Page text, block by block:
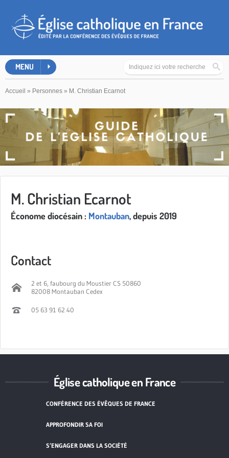
MENU
Accueil » Personnes » M. Christian Ecarnot
M. Christian Ecarnot
Économe diocésain : Montauban, depuis 2019
Contact
2 et 6, faubourg du Moustier CS 50860
82008 Montauban Cedex
05 63 91 62 40
Église catholique en France
CONFÉRENCE DES ÉVÊQUES DE FRANCE
APPROFONDIR SA FOI
S’ENGAGER DANS LA SOCIÉTÉ